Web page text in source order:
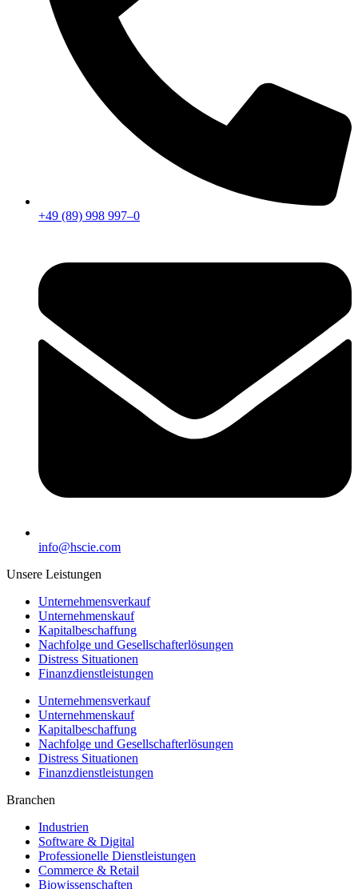
+49 (89) 998 997–0
info@hscie.com
Unsere Leistungen
Unternehmensverkauf
Unternehmenskauf
Kapitalbeschaffung
Nachfolge und Gesellschafterlösungen
Distress Situationen
Finanzdienstleistungen
Unternehmensverkauf
Unternehmenskauf
Kapitalbeschaffung
Nachfolge und Gesellschafterlösungen
Distress Situationen
Finanzdienstleistungen
Branchen
Industrien
Software & Digital
Professionelle Dienstleistungen
Commerce & Retail
Biowissenschaften